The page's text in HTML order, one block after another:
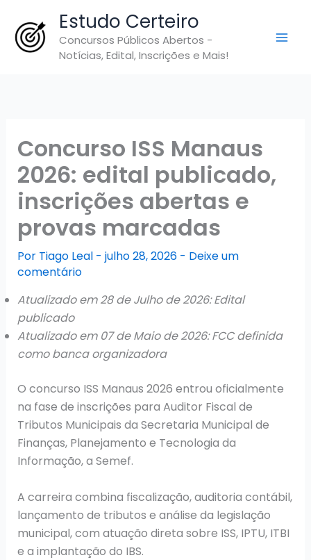
para
Estudo Certeiro
Concursos Públicos Abertos -
Notícias, Edital, Inscrições e Mais!
Concurso ISS Manaus
2026: edital publicado,
inscrições abertas e
provas marcadas
Por Tiago Leal - julho 28, 2026 - Deixe um
comentário
Atualizado em 28 de Julho de 2026: Edital
publicado
Atualizado em 07 de Maio de 2026: FCC definida
como banca organizadora
O concurso ISS Manaus 2026 entrou oficialmente
na fase de inscrições para Auditor Fiscal de
Tributos Municipais da Secretaria Municipal de
Finanças, Planejamento e Tecnologia da
Informação, a Semef.
A carreira combina fiscalização, auditoria contábil,
lançamento de tributos e análise da legislação
municipal, com atuação direta sobre ISS, IPTU, ITBI
e a implantação do IBS.